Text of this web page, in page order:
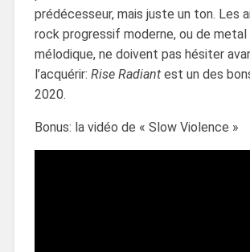
prédécesseur, mais juste un ton. Les
rock progressif moderne, ou de
mélodique, ne doivent pas hésiter
l’acquérir: Rise Radiantest un des
2020.
Bonus: la vidéo de « Slow Violence »